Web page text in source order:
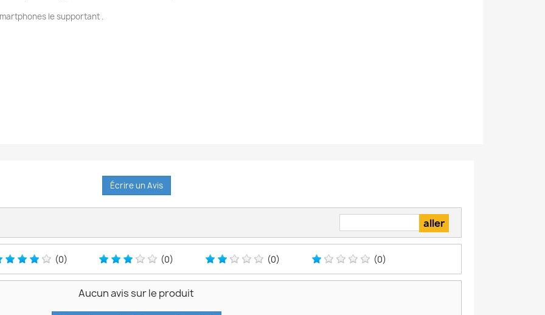
le supportant .
Écrire un Avis
(0) (0) (0) (0)
Aucun avis sur le produit